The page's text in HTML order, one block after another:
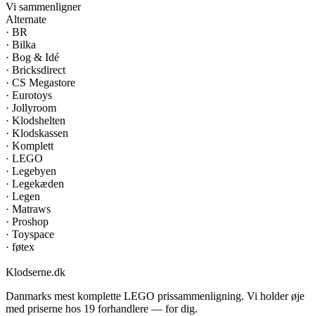
Vi sammenligner
Alternate
· BR
· Bilka
· Bog & Idé
· Bricksdirect
· CS Megastore
· Eurotoys
· Jollyroom
· Klodshelten
· Klodskassen
· Komplett
· LEGO
· Legebyen
· Legekæden
· Legen
· Matraws
· Proshop
· Toyspace
· føtex
Klodserne.dk
Danmarks mest komplette LEGO prissammenligning. Vi holder øje
med priserne hos 19 forhandlere — for dig.